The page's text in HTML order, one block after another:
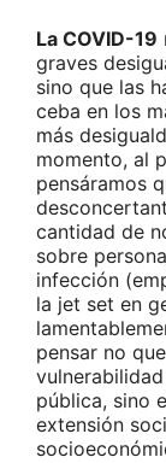
La COVID-19
graves
sino que las
ceba en los
más
momento, al
pensáramos
cantidad de
sobre
infección
la jet set en
pensar no
pública, sino
extensión